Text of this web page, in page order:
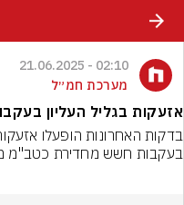
02:10 - 21.06.2025
מערכת חמ״ל
אזעקות בגליל העליון
בעקבות חשש מחדירת כטב"מ